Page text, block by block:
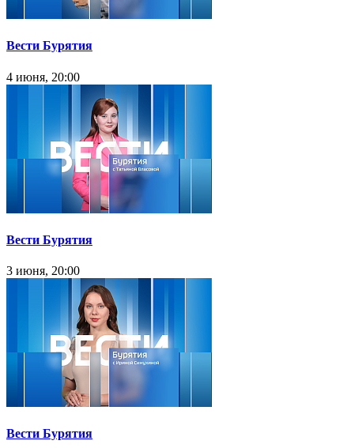
Вести Бурятия
4 июня, 20:00
Вести Бурятия
3 июня, 20:00
Вести Бурятия